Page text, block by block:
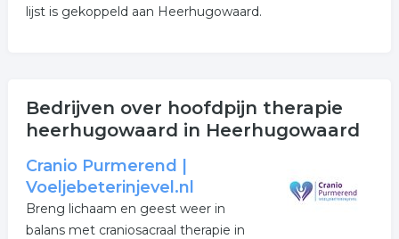
lijst is gekoppeld aan Heerhugowaard.
Bedrijven over hoofdpijn therapie
heerhugowaard in Heerhugowaard
Cranio Purmerend |
Voeljebeterinjevel.nl
Breng lichaam en geest weer in
balans met craniosacraal therapie in